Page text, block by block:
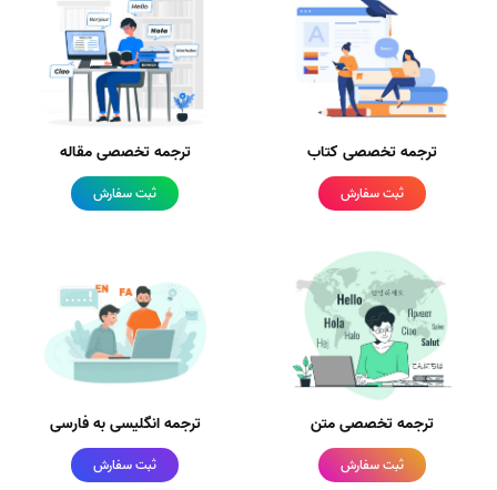
ترجمه تخصصی کتاب
ثبت سفارش
ترجمه تخصصی مقاله
ثبت سفارش
ترجمه تخصصی متن
ثبت سفارش
ترجمه انگلیسی به فارسی
ثبت سفارش